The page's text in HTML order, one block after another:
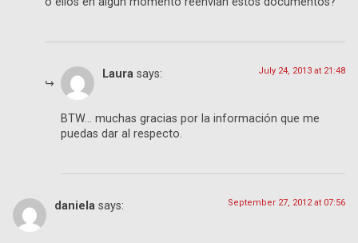
Laura says: July 24, 2013 at 21:48
BTW… muchas gracias por la información que me
puedas dar al respecto.
daniela says: September 27, 2012 at 07:56